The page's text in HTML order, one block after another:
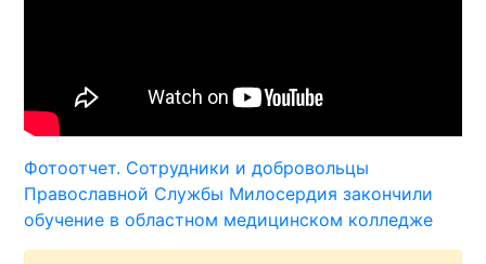
Фотоотчет. Сотрудники и добровольцы
Православной Службы Милосердия закончили
обучение в областном медицинском колледже